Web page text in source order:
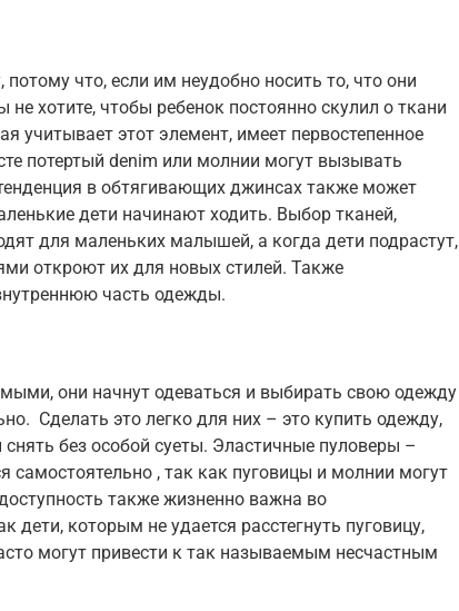
что, если им неудобно носить то, что они
хотите, чтобы ребенок постоянно скулил о ткани
учитывает этот элемент, имеет первостепенное
потертый denim или молнии могут вызывать
в обтягивающих джинсах также может
дети начинают ходить. Выбор тканей,
для маленьких малышей, а когда дети подрастут,
откроют их для новых стилей. Также
часть одежды.
они начнут одеваться и выбирать свою одежду
Сделать это легко для них – это купить одежду,
без особой суеты. Эластичные пуловеры –
самостоятельно , так как пуговицы и молнии могут
также жизненно важна во
дети, которым не удается расстегнуть пуговицу,
могут привести к так называемым несчастным